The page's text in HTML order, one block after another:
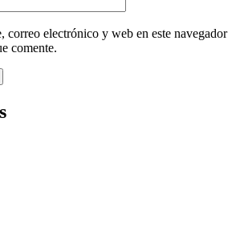
correo electrónico y web en este navegador
comente.